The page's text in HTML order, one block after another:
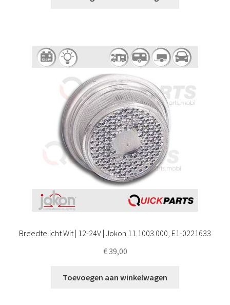
Breedtelicht Wit | 12-24V | Jokon 11.1003.000, E1-0221633
€39,00
Toevoegen aan winkelwagen